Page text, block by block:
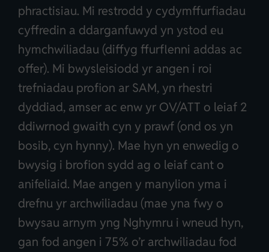
phractisiau. Mi restrodd y cydymffurfiadau
cyffredin a ddarganfuwyd yn ystod eu
hymchwiliadau (diffyg ffurflenni addas ac
offer). Mi bwysleisiodd yr angen i roi
trefniadau profion ar SAM, yn rhestri
dyddiad, amser ac enw yr OV/ATT o leiaf 2
ddiwrnod gwaith cyn y prawf (ond os yn
bosib, cyn hynny). Mae hyn yn enwedig o
bwysig i brofion sydd ag o leiaf cant o
anifeliaid. Mae angen y manylion yma i
drefnu yr archwiliadau (mae yna fwy o
bwysau arnym yng Nghymru i wneud hyn,
gan fod angen i 75% o’r archwiliadau fod